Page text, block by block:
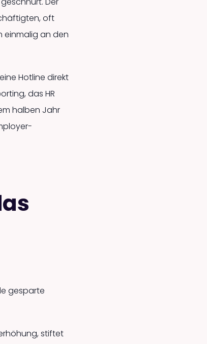
oft
einmalig an den
Hotline direkt
das HR
halben Jahr
gesparte
stiftet